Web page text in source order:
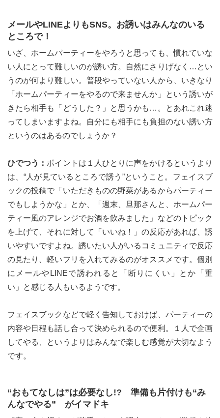
ノミスタイル] 公式twitterペ
エノミスタイル] 公式facebookペ
style[イエノミスタイル] 公式
メールやLINEよりもSNS。お誘いはみんなのいる
ところで！
いざ、ホームパーティーをやろうと思っても、慣れていな
い人にとって難しいのが誘い方。自然にさりげなく…とい
うのが何より難しい。普段やっていない人から、いきなり
「ホームパーティーをやるので来ませんか」という誘いが
きたら相手も「どうした？」と思うかも…。とあれこれ迷
ってしまいますよね。自分にも相手にも負担のない誘い方
というのはあるのでしょうか？
ひでつう：ポイントは１人ひとりに声をかけるというより
は、“人が見ているところで誘う”ということ。フェイスブ
ックの投稿で「いただきものの野菜があるからパーティー
でもしようかな」とか、「週末、旦那さんと、ホームパー
ティー風のアレンジでお酒を飲みました」などのトピック
を上げて、それに対して「いいね！」の反応があれば、誘
いやすいですよね。誘いたい人がいるコミュニティで反応
の見たり、軽いフリを入れてみるのがオススメです。個別
にメールやLINEで誘われると「断りにくい」とか「重
い」と感じる人もいるようです。
フェイスブックなどで軽く告知しておけば、パーティーの
内容や日程も話し合って決められるので便利。１人で企画
してやる、というよりはみんなで楽しむ感覚が大切なよう
です。
“おもてなしは”は必要なし!? 準備も片付けも“み
んなでやる” がイマドキ